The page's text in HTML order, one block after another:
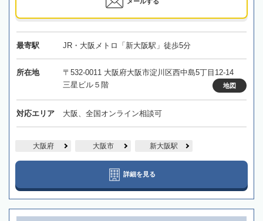
最寄駅 JR・大阪メトロ「新大阪駅」徒歩5分
所在地
〒532-0011 大阪府大阪市淀川区西中島5丁目12-14
三星ビル５階
地図
対応エリア 大阪、全国オンライン相談可
大阪府 大阪市 新大阪駅
詳細を見る